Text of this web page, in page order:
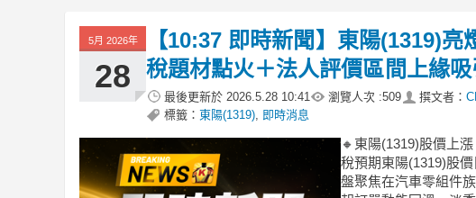
5月 2026年
28
【10:37 即時新聞】東陽(1319)
稅題材點火＋法人評價區間上緣
最後更新於 2026.5.28 10:41 瀏覽人次 :509 撰文者：
標籤： 東陽(1319) 即時消息
🔸東陽(1319)股價上
稅預期東陽(1319)股
盤聚焦在汽車零組件